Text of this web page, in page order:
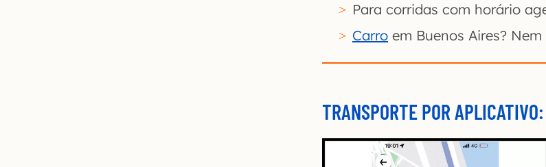
Para corridas com horário
Carro em Buenos Aires? Nem
TRANSPORTE POR